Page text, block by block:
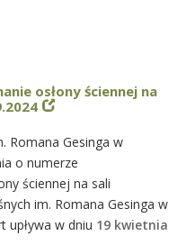
osłony ściennej na
Romana Gesinga w
o numerze
ściennej na sali
im. Romana Gesinga w
upływa w dniu 19 kwietnia